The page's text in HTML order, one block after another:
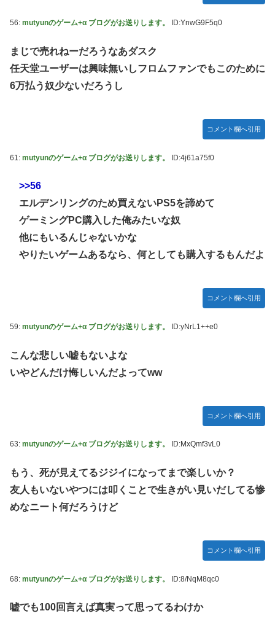
56: mutyunのゲーム+α ブログがお送りします。 ID:YnwG9F5q0
まじで売れねーだろうなあダスク
任天堂ユーザーは興味無いしフロムファンでもこのために
6万払う奴少ないだろうし
コメント欄へ引用
61: mutyunのゲーム+α ブログがお送りします。 ID:4j61a75f0
>>56
エルデンリングのため買えないPS5を諦めて
ゲーミングPC購入した俺みたいな奴
他にもいるんじゃないかな
やりたいゲームあるなら、何としても購入するもんだよ
コメント欄へ引用
59: mutyunのゲーム+α ブログがお送りします。 ID:yNrL1++e0
こんな悲しい嘘もないよな
いやどんだけ悔しいんだよってww
コメント欄へ引用
63: mutyunのゲーム+α ブログがお送りします。 ID:MxQmf3vL0
もう、死が見えてるジジイになってまで楽しいか？
友人もいないやつには叩くことで生きがい見いだしてる惨
めなニート何だろうけど
コメント欄へ引用
68: mutyunのゲーム+α ブログがお送りします。 ID:8/NqM8qc0
嘘でも100回言えば真実って思ってるわけか